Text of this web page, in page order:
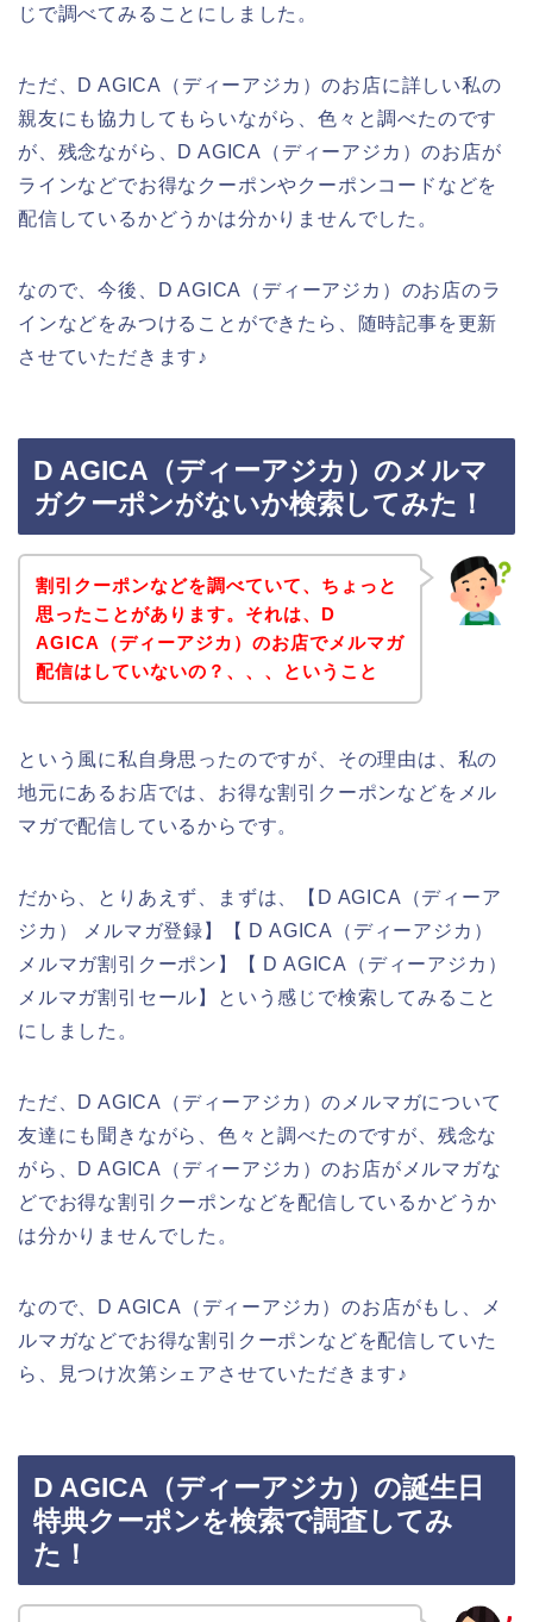
じで調べてみることにしました。
ただ、D AGICA（ディーアジカ）のお店に詳しい私の
親友にも協力してもらいながら、色々と調べたのです
が、残念ながら、D AGICA（ディーアジカ）のお店が
ラインなどでお得なクーポンやクーポンコードなどを
配信しているかどうかは分かりませんでした。
なので、今後、D AGICA（ディーアジカ）のお店のラ
インなどをみつけることができたら、随時記事を更新
させていただきます♪
D AGICA（ディーアジカ）のメルマ
ガクーポンがないか検索してみた！
割引クーポンなどを調べていて、ちょっと
思ったことがあります。それは、D
AGICA（ディーアジカ）のお店でメルマガ
配信はしていないの？、、、ということ
という風に私自身思ったのですが、その理由は、私の
地元にあるお店では、お得な割引クーポンなどをメル
マガで配信しているからです。
だから、とりあえず、まずは、【D AGICA（ディーア
ジカ） メルマガ登録】【 D AGICA（ディーアジカ）
メルマガ割引クーポン】【 D AGICA（ディーアジカ）
メルマガ割引セール】という感じで検索してみること
にしました。
ただ、D AGICA（ディーアジカ）のメルマガについて
友達にも聞きながら、色々と調べたのですが、残念な
がら、D AGICA（ディーアジカ）のお店がメルマガな
どでお得な割引クーポンなどを配信しているかどうか
は分かりませんでした。
なので、D AGICA（ディーアジカ）のお店がもし、メ
ルマガなどでお得な割引クーポンなどを配信していた
ら、見つけ次第シェアさせていただきます♪
D AGICA（ディーアジカ）の誕生日
特典クーポンを検索で調査してみ
た！